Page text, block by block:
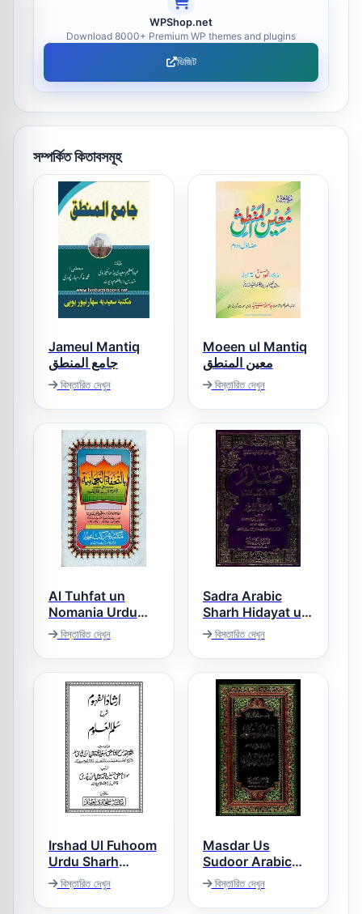
WPShop.net
Download 8000+ Premium WP themes and plugins
ভিজিট
সম্পর্কিত কিতাবসমূহ
Jameul Mantiq
جامع المنطق
বিস্তারিত দেখুন
Moeen ul Mantiq
معین المنطق
বিস্তারিত দেখুন
Al Tuhfat un
Nomania Urdu
Sharh Sharh-e-
Sullam ul
Kofamvia التحفۃ
النعمانیہ
বিস্তারিত দেখুন
Sadra Arabic
Sharh Hidayat ul
Hikmat صدرا عربی
شرح ھدایۃ الحکمت
বিস্তারিত দেখুন
Irshad Ul Fuhoom
Urdu Sharh
Sullam ul Uloom
ارشاد الفھوم اردو
شرح سلم العلوم
বিস্তারিত দেখুন
Masdar Us
Sudoor Arabic
Sharh Mulla
Abdul Ghafoor
مصدر السرور
বিস্তারিত দেখুন